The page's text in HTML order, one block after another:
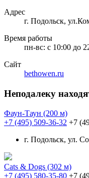
Адрес
г. Подольск,
Время работы
пн-вс: с 10:00 до
Сайт
bethowen.ru
Неподалеку
Фаун-Таун (200 м)
+7 (495) 509-36-32 +7
г. Подольск, ул.
Cats & Dogs (302 м)
+7 (495) 580-35-80 +7